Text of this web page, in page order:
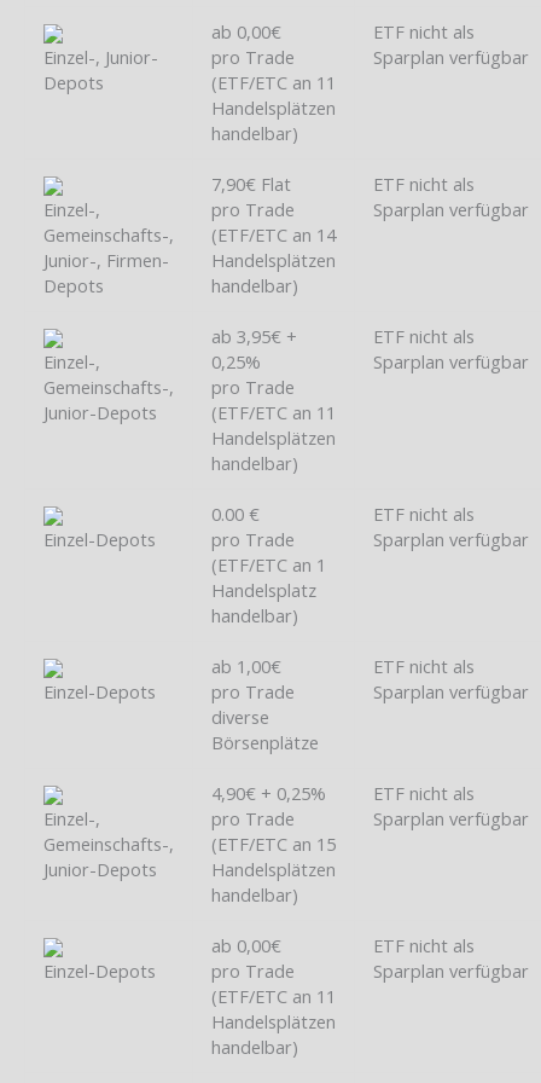
Einzel-, Junior-
Depots
ab 0,00€
pro Trade
(ETF/ETC an 11
Handelsplätzen
handelbar)
ETF nicht als
Sparplan verfügbar
Einzel-,
Gemeinschafts-,
Junior-, Firmen-
Depots
7,90€ Flat
pro Trade
(ETF/ETC an 14
Handelsplätzen
handelbar)
ETF nicht als
Sparplan verfügbar
Einzel-,
Gemeinschafts-,
Junior-Depots
ab 3,95€ +
0,25%
pro Trade
(ETF/ETC an 11
Handelsplätzen
handelbar)
ETF nicht als
Sparplan verfügbar
Einzel-Depots
0.00 €
pro Trade
(ETF/ETC an 1
Handelsplatz
handelbar)
ETF nicht als
Sparplan verfügbar
Einzel-Depots
ab 1,00€
pro Trade
diverse
Börsenplätze
ETF nicht als
Sparplan verfügbar
Einzel-,
Gemeinschafts-,
Junior-Depots
4,90€ + 0,25%
pro Trade
(ETF/ETC an 15
Handelsplätzen
handelbar)
ETF nicht als
Sparplan verfügbar
Einzel-Depots
ab 0,00€
pro Trade
(ETF/ETC an 11
Handelsplätzen
handelbar)
ETF nicht als
Sparplan verfügbar